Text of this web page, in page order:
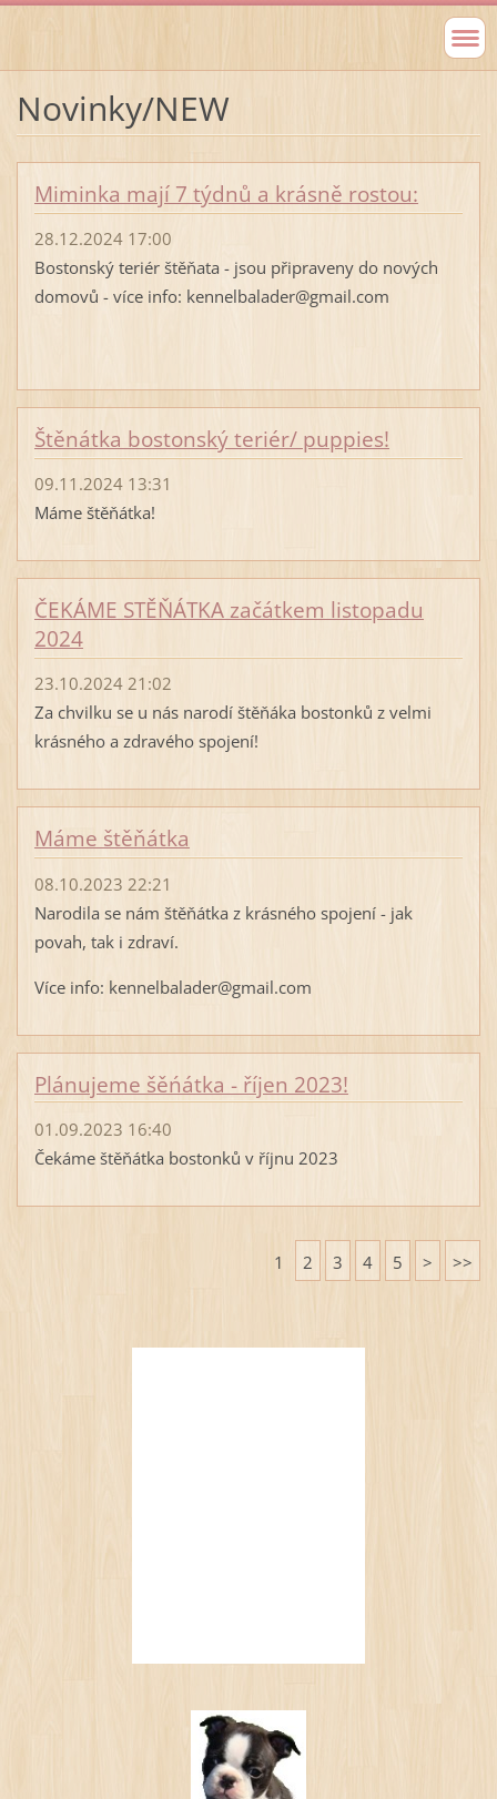
Novinky/NEW
Miminka mají 7 týdnů a krásně rostou:
28.12.2024 17:00
Bostonský teriér štěňata - jsou připraveny do nových
domovů - více info: kennelbalader@gmail.com
Štěnátka bostonský teriér/ puppies!
09.11.2024 13:31
Máme štěňátka!
ČEKÁME STĚŇÁTKA začátkem listopadu
2024
23.10.2024 21:02
Za chvilku se u nás narodí štěňáka bostonků z velmi
krásného a zdravého spojení!
Máme štěňátka
08.10.2023 22:21
Narodila se nám štěňátka z krásného spojení - jak
povah, tak i zdraví.
Více info: kennelbalader@gmail.com
Plánujeme šěńátka - říjen 2023!
01.09.2023 16:40
Čekáme štěňátka bostonků v říjnu 2023
1 2 3 4 5 > >>